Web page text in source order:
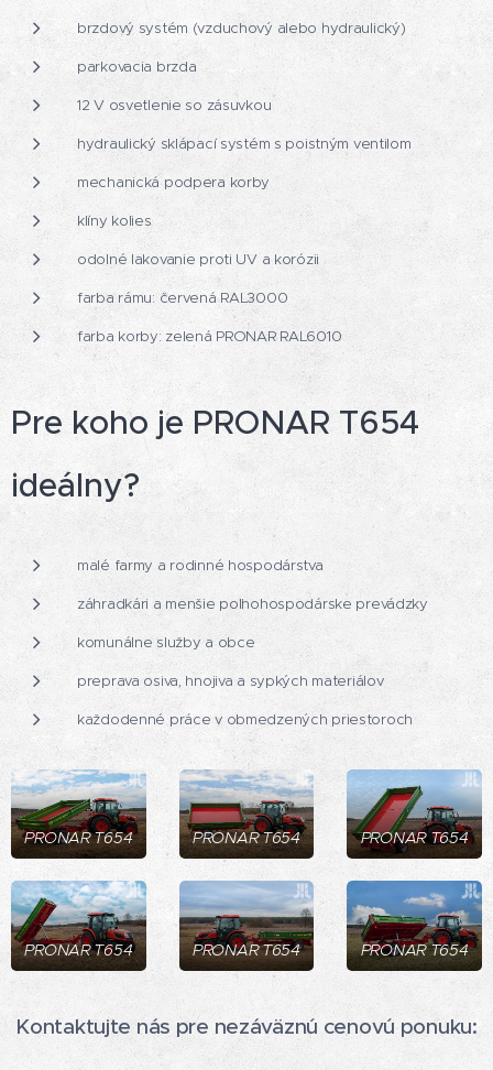
brzdový systém (vzduchový alebo hydraulický)
parkovacia brzda
12 V osvetlenie so zásuvkou
hydraulický sklápací systém s poistným ventilom
mechanická podpera korby
klíny kolies
odolné lakovanie proti UV a korózii
farba rámu: červená RAL3000
farba korby: zelená PRONAR RAL6010
Pre koho je PRONAR T654
ideálny?
malé farmy a rodinné hospodárstva
záhradkári a menšie poľnohospodárske prevádzky
komunálne služby a obce
preprava osiva, hnojiva a sypkých materiálov
každodenné práce v obmedzených priestoroch
PRONAR T654 PRONAR T654 PRONAR T654
PRONAR T654 PRONAR T654 PRONAR T654
Kontaktujte nás pre nezáväznú cenovú ponuku: